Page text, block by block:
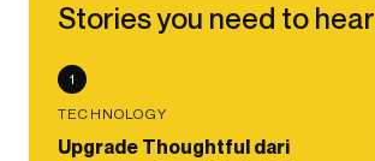
Stories you need to hear
1
TECHNOLOGY
Upgrade Thoughtful dari